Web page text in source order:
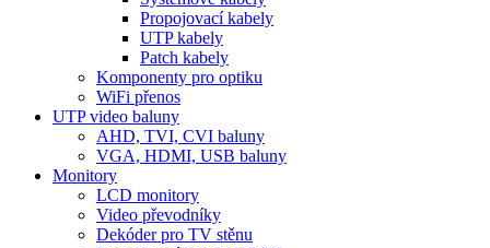
Propojovací kabely
UTP kabely
Patch kabely
Komponenty pro optiku
WiFi přenos
UTP video baluny
AHD, TVI, CVI baluny
VGA, HDMI, USB baluny
Monitory
LCD monitory
Video převodníky
Dekóder pro TV stěnu